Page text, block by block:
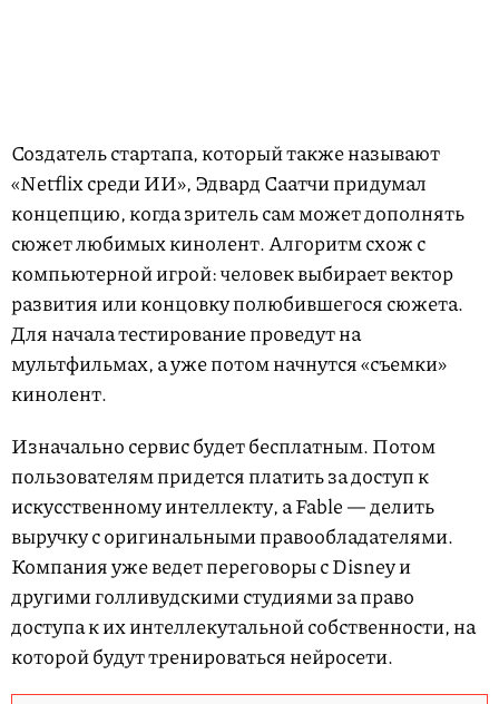
Создатель стартапа, который также называют
«Netflix среди ИИ», Эдвард Саатчи придумал
концепцию, когда зритель сам может дополнять
сюжет любимых кинолент. Алгоритм схож с
компьютерной игрой: человек выбирает вектор
развития или концовку полюбившегося сюжета.
Для начала тестирование проведут на
мультфильмах, а уже потом начнутся «съемки»
кинолент.
Изначально сервис будет бесплатным. Потом
пользователям придется платить за доступ к
искусственному интеллекту, а Fable — делить
выручку с оригинальными правообладателями.
Компания уже ведет переговоры с Disney и
другими голливудскими студиями за право
доступа к их интеллекутальной собственности, на
которой будут тренироваться нейросети.